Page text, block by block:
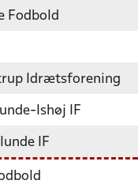
Fodbold
Idrætsforening
Ishøj IF
IF